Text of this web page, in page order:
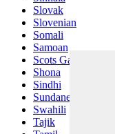
Slovak
Slovenian
Somali
Samoan
Scots Gaelic
Shona
Sindhi
Sundanese
Swahili
Tajik